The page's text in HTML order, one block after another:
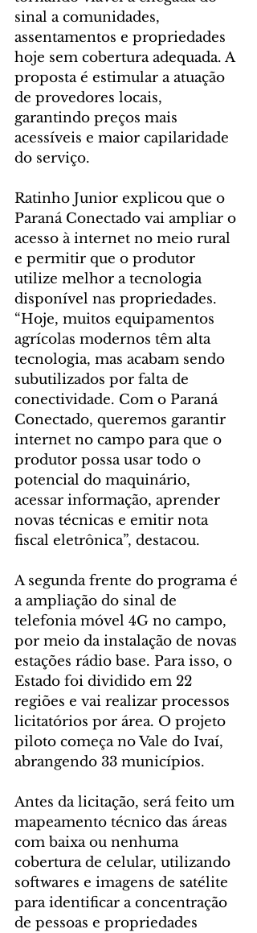
sinal a comunidades,
assentamentos e propriedades
hoje sem cobertura adequada. A
proposta é estimular a atuação
de provedores locais,
garantindo preços mais
acessíveis e maior capilaridade
do serviço.
Ratinho Junior explicou que o
Paraná Conectado vai ampliar o
acesso à internet no meio rural
e permitir que o produtor
utilize melhor a tecnologia
disponível nas propriedades.
“Hoje, muitos equipamentos
agrícolas modernos têm alta
tecnologia, mas acabam sendo
subutilizados por falta de
conectividade. Com o Paraná
Conectado, queremos garantir
internet no campo para que o
produtor possa usar todo o
potencial do maquinário,
acessar informação, aprender
novas técnicas e emitir nota
fiscal eletrônica”, destacou.
A segunda frente do programa é
a ampliação do sinal de
telefonia móvel 4G no campo,
por meio da instalação de novas
estações rádio base. Para isso, o
Estado foi dividido em 22
regiões e vai realizar processos
licitatórios por área. O projeto
piloto começa no Vale do Ivaí,
abrangendo 33 municípios.
Antes da licitação, será feito um
mapeamento técnico das áreas
com baixa ou nenhuma
cobertura de celular, utilizando
softwares e imagens de satélite
para identificar a concentração
de pessoas e propriedades